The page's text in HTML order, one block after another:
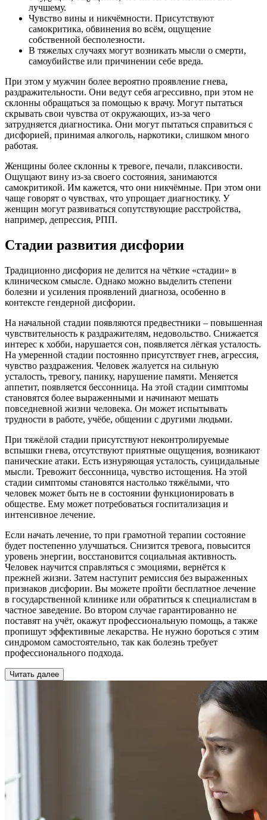
лучшему.
Чувство вины и никчёмности. Присутствуют
самокритика, обвинения во всём, ощущение
собственной бесполезности.
В тяжелых случаях могут возникать мысли о смерти,
самоубийстве или причинении себе вреда.
При этом у мужчин более вероятно проявление гнева,
раздражительности. Они ведут себя агрессивно, при этом не
склонны обращаться за помощью к врачу. Могут пытаться
скрывать свои чувства от окружающих, из-за чего
затрудняется диагностика. Они могут пытаться справиться с
дисфорией, принимая алкоголь, наркотики, слишком много
работая.
Женщины более склонны к тревоге, печали, плаксивости.
Ощущают вину из-за своего состояния, занимаются
самокритикой. Им кажется, что они никчёмные. При этом они
чаще говорят о чувствах, что упрощает диагностику. У
женщин могут развиваться сопутствующие расстройства,
например, депрессия, РПП.
Стадии развития дисфории
Традиционно дисфория не делится на чёткие «стадии» в
клиническом смысле. Однако можно выделить степени
болезни и усиления проявлений диагноза, особенно в
контексте гендерной дисфории.
На начальной стадии появляются предвестники – повышенная
чувствительность к раздражителям, недовольство. Снижается
интерес к хобби, нарушается сон, появляется лёгкая усталость.
На умеренной стадии постоянно присутствует гнев, агрессия,
чувство раздражения. Человек жалуется на сильную
усталость, тревогу, панику, нарушение памяти. Меняется
аппетит, появляется бессонница. На этой стадии симптомы
становятся более выраженными и начинают мешать
повседневной жизни человека. Он может испытывать
трудности в работе, учёбе, общении с другими людьми.
При тяжёлой стадии присутствуют неконтролируемые
вспышки гнева, отсутствуют приятные ощущения, возникают
панические атаки. Есть изнуряющая усталость, суицидальные
мысли. Тревожит бессонница, чувство истощения. На этой
стадии симптомы становятся настолько тяжёлыми, что
человек может быть не в состоянии функционировать в
обществе. Ему может потребоваться госпитализация и
интенсивное лечение.
Если начать лечение, то при грамотной терапии состояние
будет постепенно улучшаться. Снизится тревога, повысится
уровень энергии, восстановится социальная активность.
Человек научится справляться с эмоциями, вернётся к
прежней жизни. Затем наступит ремиссия без выраженных
признаков дисфории. Вы можете пройти бесплатное лечение
в государственной клинике или обратиться к специалистам в
частное заведение. Во втором случае гарантированно не
поставят на учёт, окажут профессиональную помощь, а также
пропишут эффективные лекарства. Не нужно бороться с этим
синдромом самостоятельно, так как болезнь требует
профессионального подхода.
Читать далее